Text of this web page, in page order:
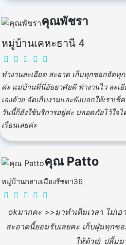
คุณพัชรา
หมู่บ้านเคหะธานี​ 4
ทำงานละเอียด สะอาด เก็บทุกซอกจัดทุ
ค่ะ แม่บ้านที่นี่อัธยาศัยดี ทำงานไว ละ
เองด้วย จัดเก็บงานและยังบอกให้เราเ
วันนี้ก็ยังใช้บริการอยู่ค่ะ ปลอดภัยไว้ใจ
เรือนเลยค่ะ
คุณ​ Patto
หมู่บ้านกลางเมืองรัชดา36
okมากคะ >>มาทำเต็มเวลา ไม่เอ
สะอาดนี้ยอมรับเลยคะ เก็บฝุ่นทุกซ
ให้ด้วย) ปลื้ม